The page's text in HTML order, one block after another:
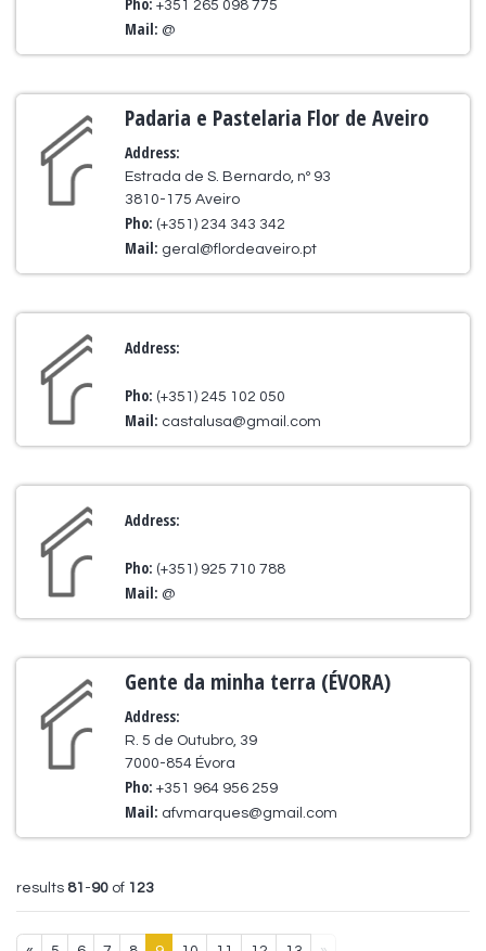
+351 265 098 775
Mail: @
Padaria e Pastelaria Flor de Aveiro
Address:
Estrada de S. Bernardo, nº 93
3810-175 Aveiro
Pho: (+351) 234 343 342
Mail: geral@flordeaveiro.pt
Address:
Pho: (+351) 245 102 050
Mail: castalusa@gmail.com
Address:
Pho: (+351) 925 710 788
Mail: @
Gente da minha terra (ÉVORA)
Address:
R. 5 de Outubro, 39
7000-854 Évora
Pho:+351 964 956 259
Mail: afvmarques@gmail.com
results 81 -90 of 123